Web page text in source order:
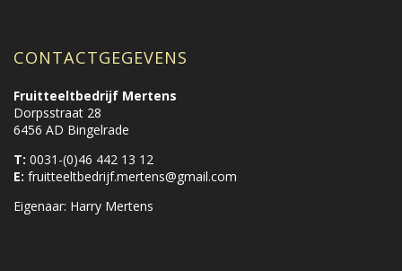
CONTACTGEGEVENS
Fruitteeltbedrijf Mertens
Dorpsstraat 28
6456 AD Bingelrade
T: 0031-(0)46 442 13 12
E:fruitteeltbedrijf.mertens@gmail.com
Eigenaar: Harry Mertens